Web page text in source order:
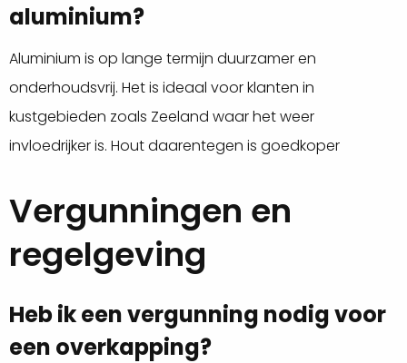
aluminium?
Aluminium is op lange termijn duurzamer en
onderhoudsvrij. Het is ideaal voor klanten in
kustgebieden zoals Zeeland waar het weer
invloedrijker is. Hout daarentegen is goedkoper
Vergunningen en
regelgeving
Heb ik een vergunning nodig voor
een overkapping?